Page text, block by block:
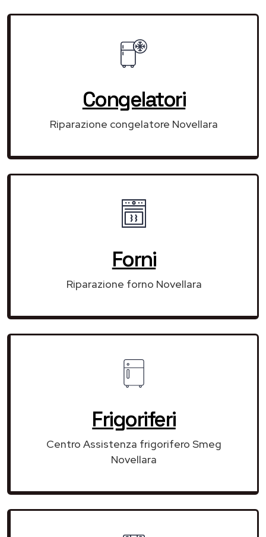
Congelatori
Riparazione congelatore Novellara
Forni
Riparazione forno Novellara
Frigoriferi
Centro Assistenza frigorifero Smeg
Novellara